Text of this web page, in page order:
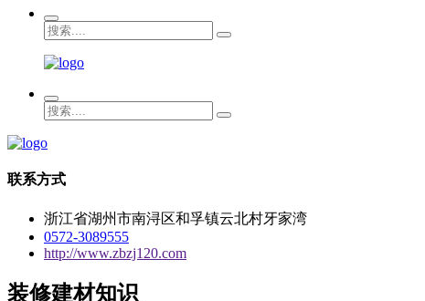
联系方式
浙江省湖州市南浔区和孚镇云北村牙家湾
0572-3089555
http://www.zbzj120.com
装修建材知识